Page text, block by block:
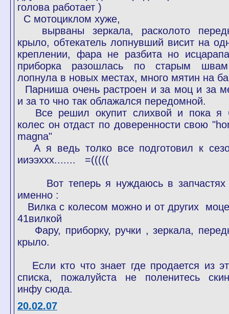
голова работает )
С мотоциклом хуже,
вырваны зеркала, расколото
крыло, обтекатель лопнувший висит на
креплении, фара не разбита но
приборка разошлась по старым
лопнула в новых местах, много мятин на
Парниша очень растроен и за моц и за
и за то чно так облажался передомной.
Все решил окупит слихвой и пока я
колес он отдаст по доверенности свою
magna"
А я ведь толко все подготовил к
ииээххх....... =(((((
Вот теперь я нуждаюсь в
именно :
Вилка с колесом можно и от других
41вилкой
Фару, приборку, ручки , зеркала,
крыло.
Если кто что знает где продается из
списка, пожалуйста не поленитесь
инфу сюда.
20.02.07